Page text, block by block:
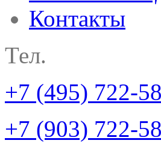
Контакты
Тел.
+7 (495) 722-
+7 (903) 722-